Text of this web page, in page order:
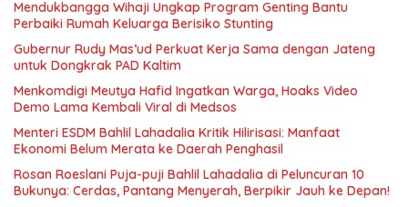
Mendukbangga Wihaji Ungkap Program Genting Bantu
Perbaiki Rumah Keluarga Berisiko Stunting
Gubernur Rudy Mas’ud Perkuat Kerja Sama dengan Jateng
untuk Dongkrak PAD Kaltim
Menkomdigi Meutya Hafid Ingatkan Warga, Hoaks Video
Demo Lama Kembali Viral di Medsos
Menteri ESDM Bahlil Lahadalia Kritik Hilirisasi: Manfaat
Ekonomi Belum Merata ke Daerah Penghasil
Rosan Roeslani Puja-puji Bahlil Lahadalia di Peluncuran 10
Bukunya: Cerdas, Pantang Menyerah, Berpikir Jauh ke Depan!